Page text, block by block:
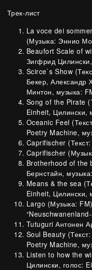
Трек-лист
La voce dei
(Музыка: Эннио
Beaufort Scale of
Зигфрид
Scirce`s Show
Бекер,
Минтон, музыка:
Song of the Pirate
Einheit, Цилински,
Oceanic Feel
Poetry Machine,
Caprifischer
Caprifischer
Brotherhood of the
Бернстайн,
Means & the sea
Einheit, Цилински,
Largo (Музыка:
TutuguriАнтонен
Soul Beauty
Poetry Machine,
Listen to how the
Цилински, голос: